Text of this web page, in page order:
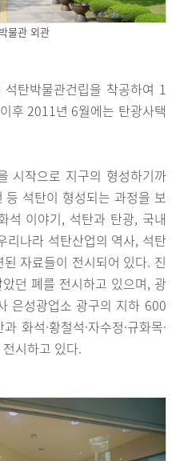
물관 외관
탄박물관건립을 착공하여 1
후 2011년 6월에는 탄광사택
시작으로 지구의 형성하기까
석탄이 형성되는 과정을 보
석 이야기, 석탄과 탄광, 국내
리나라 석탄산업의 역사, 석탄
자료들이 전시되어 있다. 진
던 폐를 전시하고 있으며, 광
은성광업소 광구의 지하 600
화석·황철석·자수정·규화목·
시하고 있다.